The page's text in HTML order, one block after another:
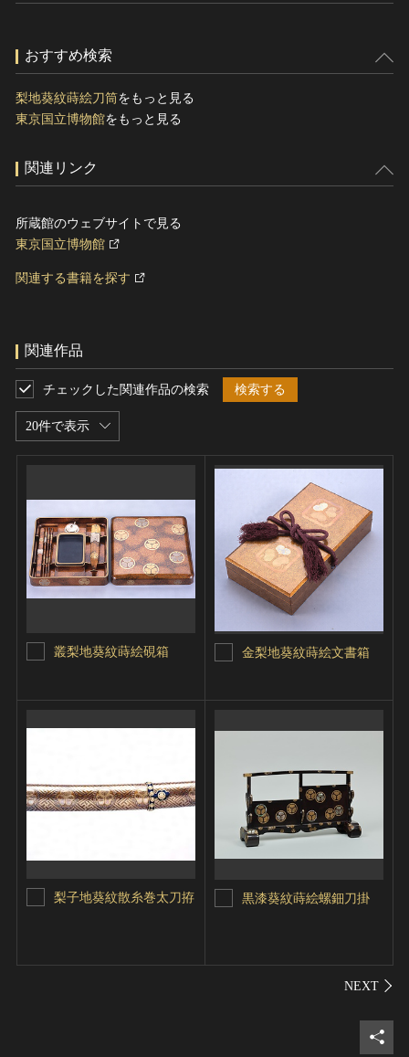
おすすめ検索
梨地葵紋蒔絵刀筒をもっと見る
東京国立博物館をもっと見る
関連リンク
所蔵館のウェブサイトで見る
東京国立博物館
関連する書籍を探す
関連作品
20件で表示
チェックした関連作品の検索 検索する
叢梨地葵紋蒔絵硯箱 金梨地葵紋蒔絵文書箱
梨子地葵紋散糸巻太刀拵 黒漆葵紋蒔絵螺鈿刀掛
シェ